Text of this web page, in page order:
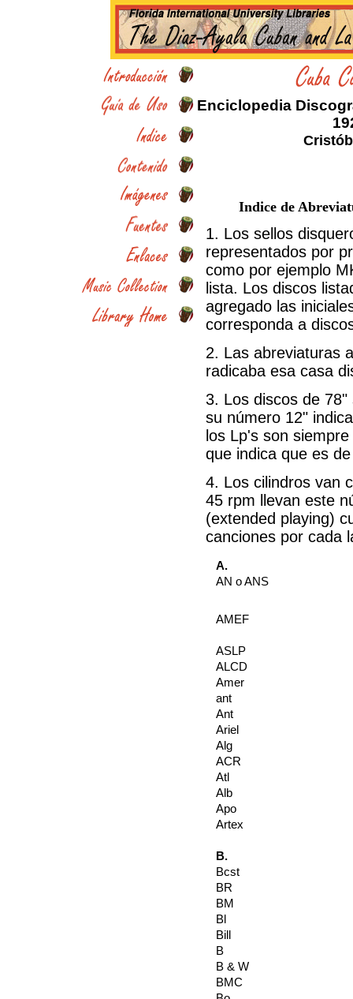
Enciclopedia
Indice de
1. Los sellos
representados por
como por ejemplo
lista. Los discos
agregado las
corresponda a
2. Las abreviaturas
radicaba esa casa
3. Los discos de
su número 12"
los Lp's son
que indica que es
4. Los cilindros van
45 rpm llevan este
(extended playing)
canciones por cada
A.
AN o ANS
AMEF
ASLP
ALCD
Amer
ant
Ant
Ariel
Alg
ACR
Atl
Alb
Apo
Artex
B.
Bcst
BR
BM
Bl
Bill
B
B & W
BMC